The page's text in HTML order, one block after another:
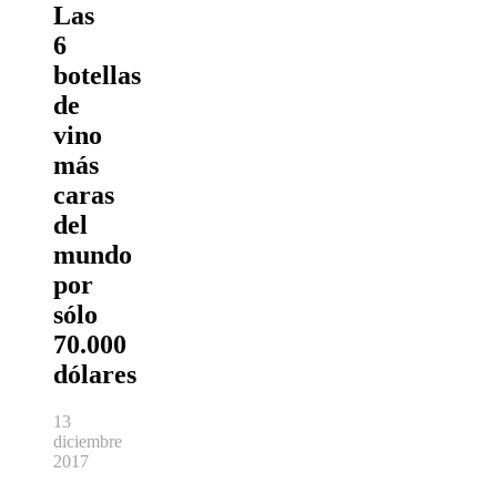
Las
6
botellas
de
vino
más
caras
del
mundo
por
sólo
70.000
dólares
13
diciembre
2017